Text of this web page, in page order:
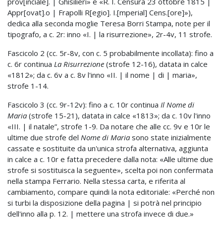
Appr[ovat].o | Frapolli R[egio]. I.[mperial] Cens.[ore]»),
dedica alla seconda moglie Teresa Borri Stampa, note per il
tipografo, a c. 2r: inno «I. | la risurrezione», 2r-4v, 11 strofe.
Fascicolo 2 (cc. 5r-8v, con c. 5 probabilmente incollata): fino a
c. 6r continua La Risurrezione (strofe 12-16), datata in calce
«1812»; da c. 6v a c. 8v l'inno «II. | il nome | di | maria»,
strofe 1-14.
Fascicolo 3 (cc. 9r-12v): fino a c. 10r continua Il Nome di
Maria (strofe 15-21), datata in calce «1813»; da c. 10v l'inno
«III. | il natale”, strofe 1-9. Da notare che alle cc. 9v e 10r le
ultime due strofe del Nome di Maria sono state inizialmente
cassate e sostituite da un'unica strofa alternativa, aggiunta
in calce a c. 10r e fatta precedere dalla nota: «Alle ultime due
strofe si sostituisca la seguente», scelta poi non confermata
nella stampa Ferrario. Nella stessa carta, e riferita al
cambiamento, compare quindi la nota editoriale: «Perché non
si turbi la disposizione della pagina | si potrà nel principio
dell'inno alla p. 12. | mettere una strofa invece di due.»